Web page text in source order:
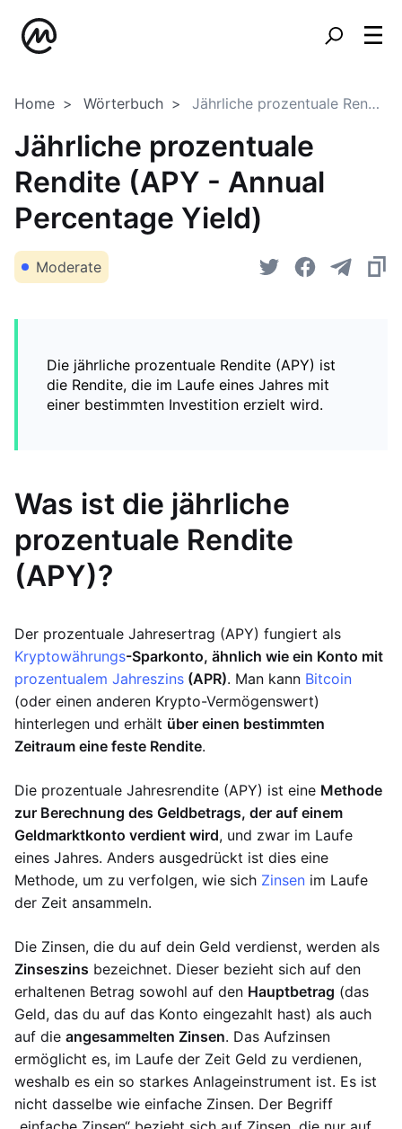
Home Wörterbuch Jährliche prozentuale Rendite (APY - Annual Percentage Yield)
Jährliche prozentuale
Rendite (APY - Annual
Percentage Yield)
Moderate
Die jährliche prozentuale Rendite (APY) ist
die Rendite, die im Laufe eines Jahres mit
einer bestimmten Investition erzielt wird.
Was ist die jährliche
prozentuale Rendite
(APY)?
Der prozentuale Jahresertrag (APY) fungiert als
Kryptowährungs-Sparkonto, ähnlich wie ein Konto mit
prozentualem Jahreszins (APR). Man kann Bitcoin
(oder einen anderen Krypto-Vermögenswert)
hinterlegen und erhält über einen bestimmten
Zeitraum eine feste Rendite.
Die prozentuale Jahresrendite (APY) ist eine Methode
zur Berechnung des Geldbetrags, der auf einem
Geldmarktkonto verdient wird, und zwar im Laufe
eines Jahres. Anders ausgedrückt ist dies eine
Methode, um zu verfolgen, wie sich Zinsen im Laufe
der Zeit ansammeln.
Die Zinsen, die du auf dein Geld verdienst, werden als
Zinseszins bezeichnet. Dieser bezieht sich auf den
erhaltenen Betrag sowohl auf den Hauptbetrag (das
Geld, das du auf das Konto eingezahlt hast) als auch
auf die angesammelten Zinsen. Das Aufzinsen
ermöglicht es, im Laufe der Zeit Geld zu verdienen,
weshalb es ein so starkes Anlageinstrument ist. Es ist
nicht dasselbe wie einfache Zinsen. Der Begriff